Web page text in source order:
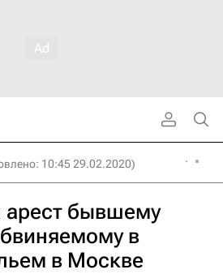
10:45 29.02.2020)
арест бывшему
в
в Москве